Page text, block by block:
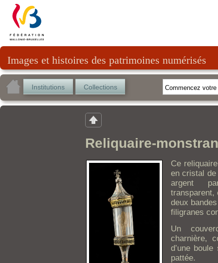
Images et histoires des patrimoines numérisés
Institutions Collections
Reliquaire-
Ce
en cristal de
argent
transparent,
deux
filigranes
Un
charnière,
d’une
pattée.